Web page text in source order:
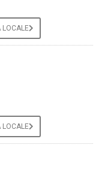
LOCALE
LOCALE